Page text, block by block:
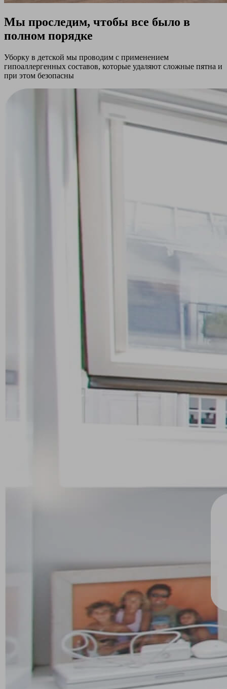
Мы проследим, чтобы все было в
полном порядке
Уборку в детской мы проводим с применением
гипоаллергенных составов, которые удаляют сложные пятна и
при этом безопасны